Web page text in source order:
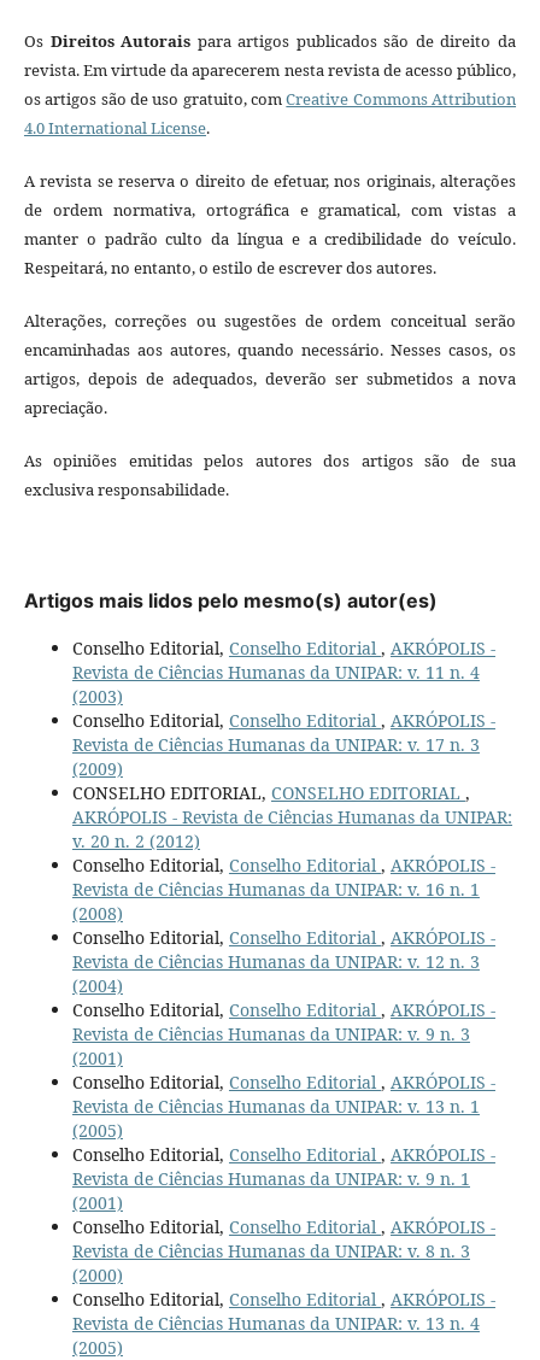
Os Direitos Autorais para artigos publicados são de direito da
revista. Em virtude da aparecerem nesta revista de acesso público,
os artigos são de uso gratuito, comCreative Commons Attribution
4.0 International License.
A revista se reserva o direito de efetuar, nos originais, alterações
de ordem normativa, ortográfica e gramatical, com vistas a
manter o padrão culto da língua e a credibilidade do veículo.
Respeitará, no entanto, o estilo de escrever dos autores.
Alterações, correções ou sugestões de ordem conceitual serão
encaminhadas aos autores, quando necessário. Nesses casos, os
artigos, depois de adequados, deverão ser submetidos a nova
apreciação.
As opiniões emitidas pelos autores dos artigos são de sua
exclusiva responsabilidade.
Artigos mais lidos pelo mesmo(s) autor(es)
Conselho Editorial, Conselho Editorial , AKRÓPOLIS -
Revista de Ciências Humanas da UNIPAR: v. 11 n. 4
(2003)
Conselho Editorial, Conselho Editorial , AKRÓPOLIS -
Revista de Ciências Humanas da UNIPAR: v. 17 n. 3
(2009)
CONSELHO EDITORIAL, CONSELHO EDITORIAL ,
AKRÓPOLIS - Revista de Ciências Humanas da UNIPAR:
v. 20 n. 2 (2012)
Conselho Editorial, Conselho Editorial , AKRÓPOLIS -
Revista de Ciências Humanas da UNIPAR: v. 16 n. 1
(2008)
Conselho Editorial, Conselho Editorial , AKRÓPOLIS -
Revista de Ciências Humanas da UNIPAR: v. 12 n. 3
(2004)
Conselho Editorial, Conselho Editorial , AKRÓPOLIS -
Revista de Ciências Humanas da UNIPAR: v. 9 n. 3
(2001)
Conselho Editorial, Conselho Editorial , AKRÓPOLIS -
Revista de Ciências Humanas da UNIPAR: v. 13 n. 1
(2005)
Conselho Editorial, Conselho Editorial , AKRÓPOLIS -
Revista de Ciências Humanas da UNIPAR: v. 9 n. 1
(2001)
Conselho Editorial, Conselho Editorial , AKRÓPOLIS -
Revista de Ciências Humanas da UNIPAR: v. 8 n. 3
(2000)
Conselho Editorial, Conselho Editorial , AKRÓPOLIS -
Revista de Ciências Humanas da UNIPAR: v. 13 n. 4
(2005)